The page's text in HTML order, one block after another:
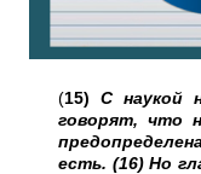
(15)С наукой
говорят, что
есть. (16) Но